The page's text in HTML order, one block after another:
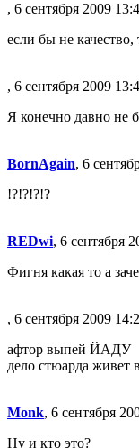
, 6 сентября 2009
если бы не
, 6 сентября 2009
Я конечно давно не
BornAgain, 6
!?!?!?!?
REDwi, 6 сентября
Фигня какая то а
, 6 сентября 2009
афтор выпей ЙАДУ
дело стюарда
Monk, 6 сентября
Ну и кто это?